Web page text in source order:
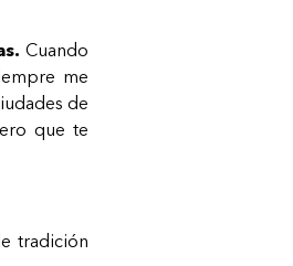
Cuando
me
de
que te
tradición